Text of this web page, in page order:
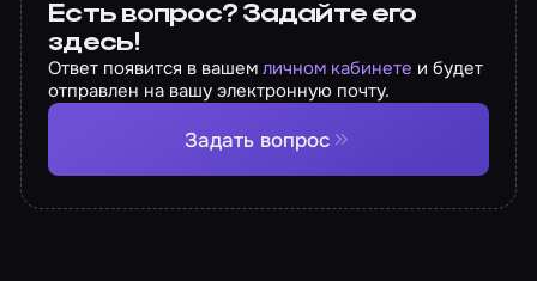
Есть вопрос? Задайте его
здесь!
Ответ появится в вашемличном кабинете и будет
отправлен на вашу электронную почту.
Задать вопрос